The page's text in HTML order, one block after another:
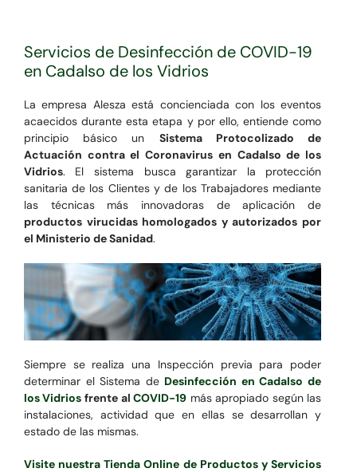
Servicios de Desinfección de COVID-19
en Cadalso de los Vidrios
La empresa Alesza está concienciada con los eventos
acaecidos durante esta etapa y por ello, entiende como
principio básico un Sistema Protocolizado de
Actuación contra el Coronavirus en Cadalso de los
Vidrios. El sistema busca garantizar la protección
sanitaria de los Clientes y de los Trabajadores mediante
las técnicas más innovadoras de aplicación de
productos virucidas homologados y autorizados por
el Ministerio de Sanidad.
Siempre se realiza una Inspección previa para poder
determinar el Sistema de Desinfección en Cadalso de
los Vidrios frente alCOVID-19 más apropiado según las
instalaciones, actividad que en ellas se desarrollan y
estado de las mismas.
Visite nuestra Tienda Online de Productos y Servicios